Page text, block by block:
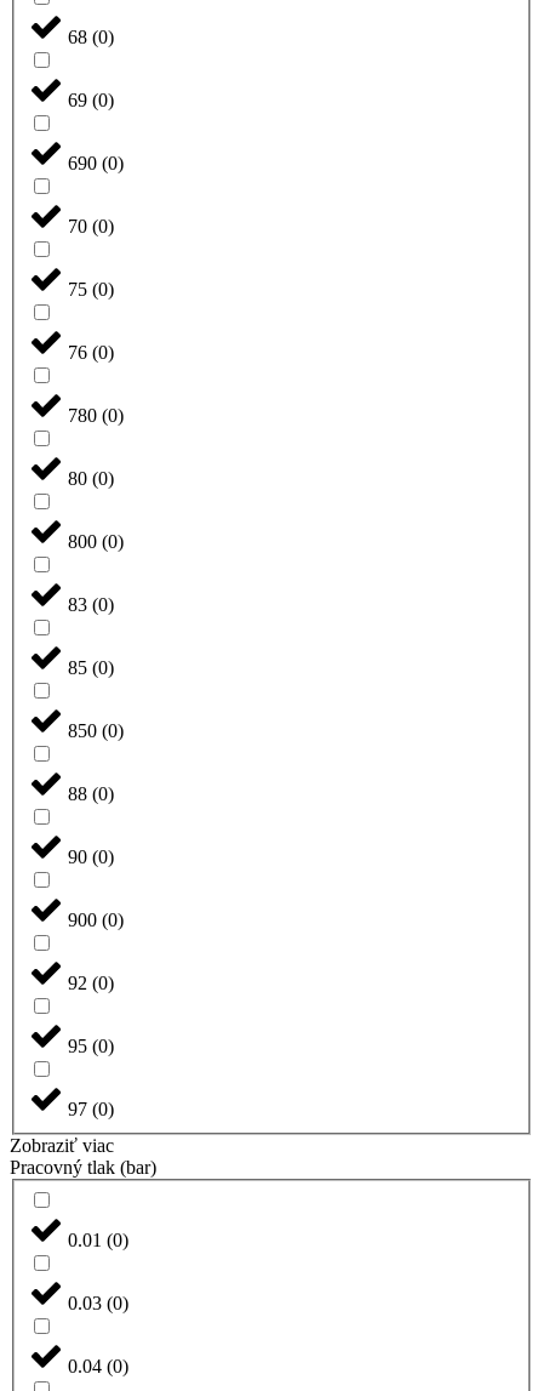
68 (0)
69 (0)
690 (0)
70 (0)
75 (0)
76 (0)
780 (0)
80 (0)
800 (0)
83 (0)
85 (0)
850 (0)
88 (0)
90 (0)
900 (0)
92 (0)
95 (0)
97 (0)
Zobraziť viac
Pracovný tlak (bar)
0.01 (0)
0.03 (0)
0.04 (0)